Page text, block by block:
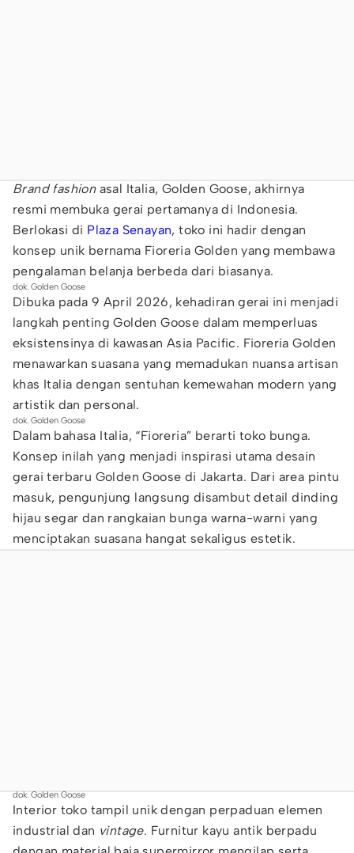
Brand fashionasal Italia, Golden Goose, akhirnya
resmi membuka gerai pertamanya di Indonesia.
Berlokasi di Plaza Senayan, toko ini hadir dengan
konsep unik bernama Fioreria Golden yang membawa
pengalaman belanja berbeda dari biasanya.
dok. Golden Goose
Dibuka pada 9 April 2026, kehadiran gerai ini menjadi
langkah penting Golden Goose dalam memperluas
eksistensinya di kawasan Asia Pacific. Fioreria Golden
menawarkan suasana yang memadukan nuansa artisan
khas Italia dengan sentuhan kemewahan modern yang
artistik dan personal.
dok. Golden Goose
Dalam bahasa Italia, “Fioreria” berarti toko bunga.
Konsep inilah yang menjadi inspirasi utama desain
gerai terbaru Golden Goose di Jakarta. Dari area pintu
masuk, pengunjung langsung disambut detail dinding
hijau segar dan rangkaian bunga warna-warni yang
menciptakan suasana hangat sekaligus estetik.
dok. Golden Goose
Interior toko tampil unik dengan perpaduan elemen
industrial dan vintage. Furnitur kayu antik berpadu